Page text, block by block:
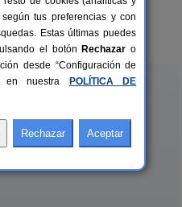
10+2 pers.
desde20 €
tus preferencias y con
Estas últimas puedes
el botón Rechazar o
desde “Configuración de
en nuestra
POLÍTICA DE